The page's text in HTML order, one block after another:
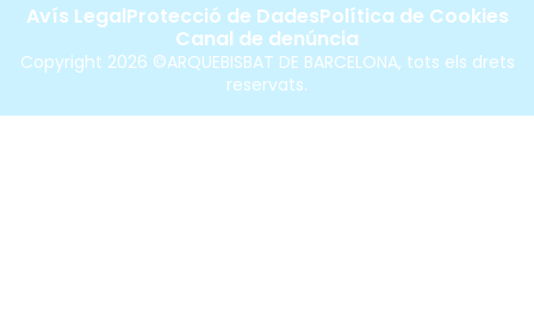
Copyright 2026 ©ARQUEBISBAT DE BARCELONA, tots els drets
reservats.
Avís LegalProtecció de DadesPolítica de Cookies
Canal de denúncia